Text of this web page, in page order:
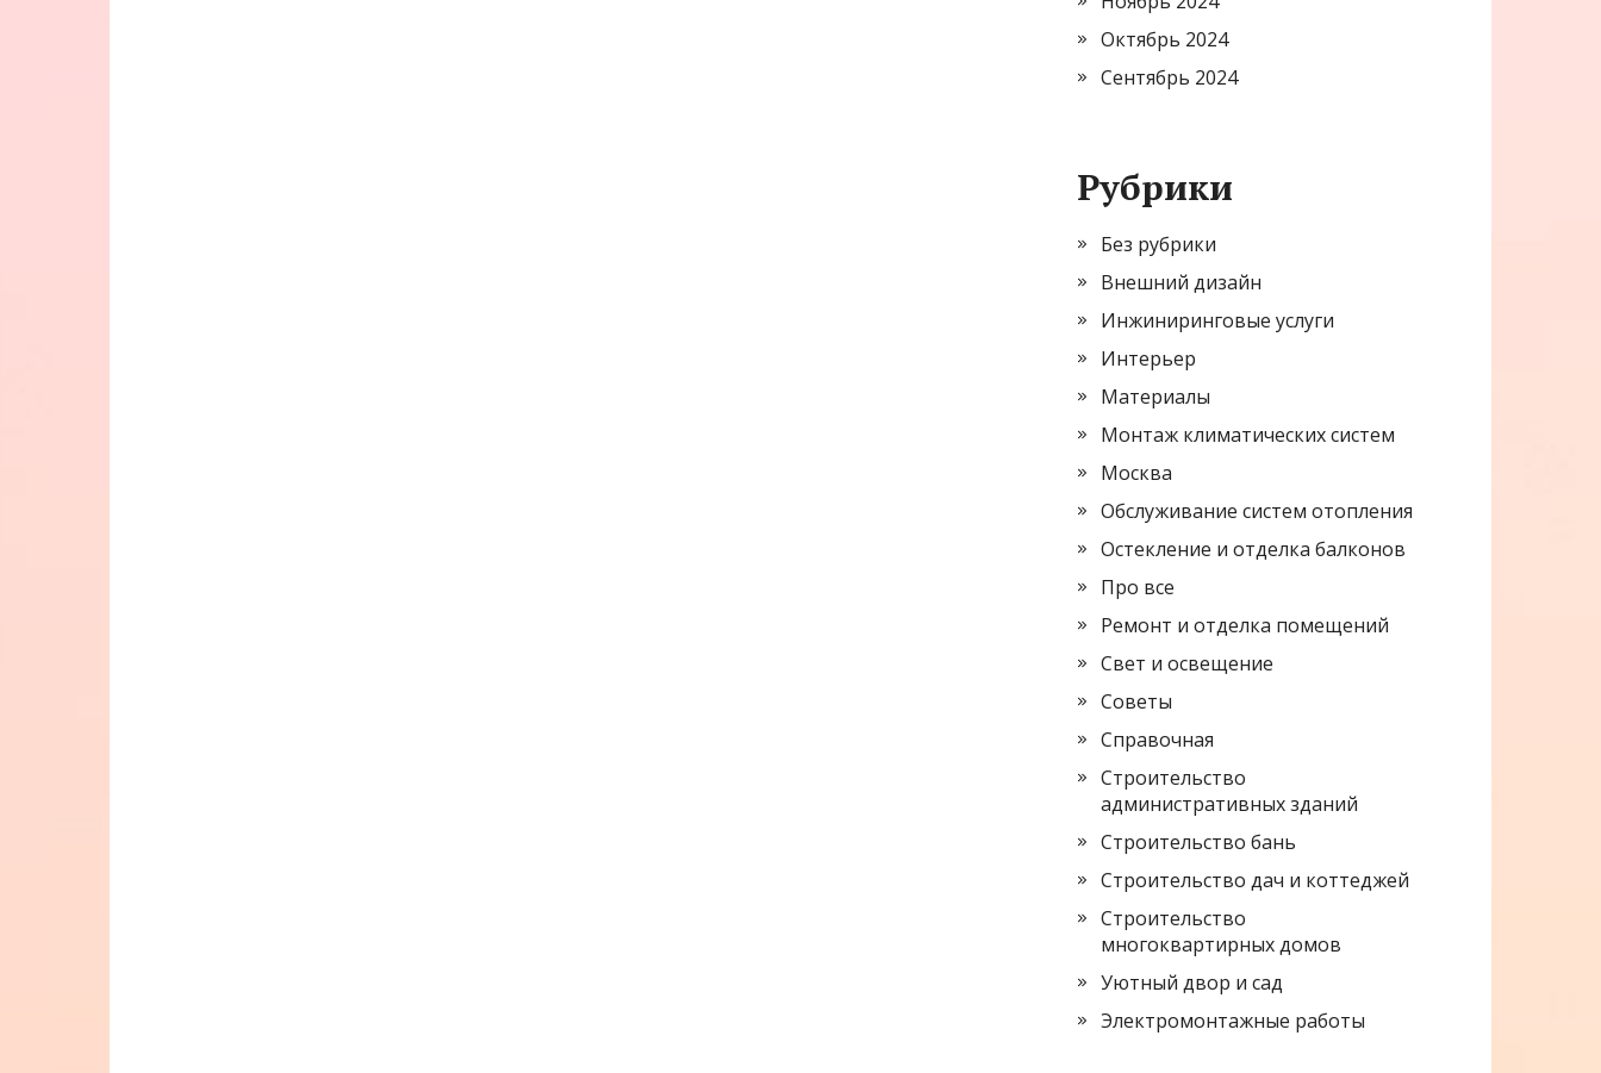
Октябрь 2024
Сентябрь 2024
Рубрики
Без рубрики
Внешний дизайн
Инжиниринговые услуги
Интерьер
Материалы
Монтаж климатических систем
Москва
Обслуживание систем отопления
Остекление и отделка балконов
Про все
Ремонт и отделка помещений
Свет и освещение
Советы
Справочная
Строительство
административных зданий
Строительство бань
Строительство дач и коттеджей
Строительство
многоквартирных домов
Уютный двор и сад
Электромонтажные работы